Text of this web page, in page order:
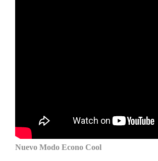
Nuevo Modo Econo Cool